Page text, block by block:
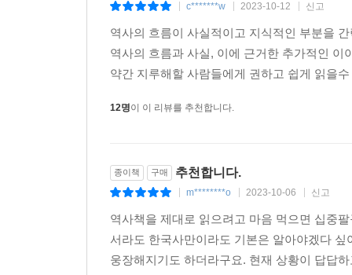
c*******w 2023-10-12 신고
역사의 흐름이 사실적이고 지식적인 부분을
역사의 흐름과 사실, 이에 근거한 추가적인
약간 지루해할 사람들에게 권하고 쉽게 읽을
12명이 이 리뷰를 추천합니다.
종이책 구매 추천합니다.
m********o 2023-10-06 신고
역사책을 제대로 읽으려고 마음 먹으면 십중
서라도 한국사만이라도 기본은 알아야겠다
웅장해지기도 하더라구요. 현재 상황이 답답